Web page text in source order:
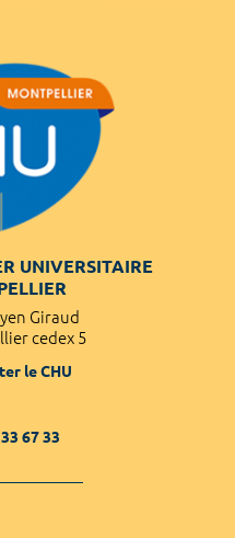
UNIVERSITAIRE
Giraud
cedex 5
le CHU
67 33